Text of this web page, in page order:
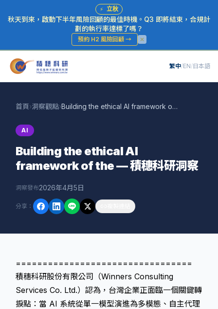
⚡ 立秋
秋天到來，啟動下半年風險回顧的最佳時機。Q3 即將結束，合規計
劃的執行率達標了嗎？
預約 H2 風險回顧 →
繁中/EN/日本語
首頁›洞察觀點› Building the ethical AI framework of the — 積穗科研洞察
AI
Building the ethical AI
framework of the — 積穗科研洞察
洞察發布2026年4月5日
分享 ：
=================================
積穗科研股份有限公司（Winners Consulting
Services Co. Ltd.）認為，台灣企業正面臨一個關鍵轉
捩點：當 AI 系統從單一模型演進為多模態、自主代理